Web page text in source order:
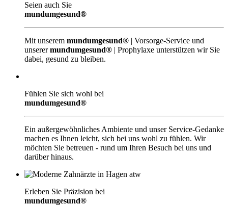
Seien auch Sie
mundumgesund®
Mit unserem mundumgesund® | Vorsorge-Service und
unserermundumgesund® | Prophylaxe unterstützen wir Sie
dabei, gesund zu bleiben.
Fühlen Sie sich wohl bei
mundumgesund®
Ein außergewöhnliches Ambiente und unser Service-Gedanke
machen es Ihnen leicht, sich bei uns wohl zu fühlen. Wir
möchten Sie betreuen - rund um Ihren Besuch bei uns und
darüber hinaus.
Erleben Sie Präzision bei
mundumgesund®